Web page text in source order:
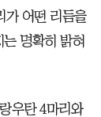
가 어떤 리듬을
명확히 밝혀
우탄 4마리와